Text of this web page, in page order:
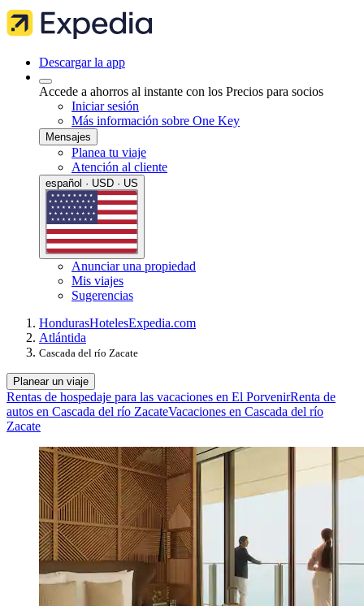
Descargar la app
Accede a ahorros al instante con los Precios para socios
Iniciar sesión
Más información sobre One Key
Mensajes
Planea tu viaje
Atención al cliente
español · USD · US
Anunciar una propiedad
Mis viajes
Sugerencias
HondurasHotelesExpedia.com
Atlántida
Cascada del río Zacate
Planear un viaje
Rentas de hospedaje para las vacaciones en El PorvenirRenta de
autos en Cascada del río ZacateVacaciones en Cascada del río
Zacate